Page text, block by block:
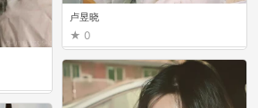
卢昱晓
0